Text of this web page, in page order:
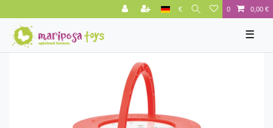
€ 0 0,00 €
☰